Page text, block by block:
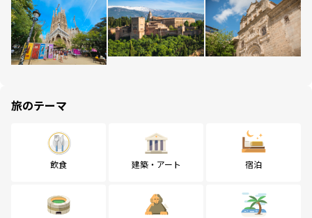
旅のテーマ
飲食 建築・アート 宿泊